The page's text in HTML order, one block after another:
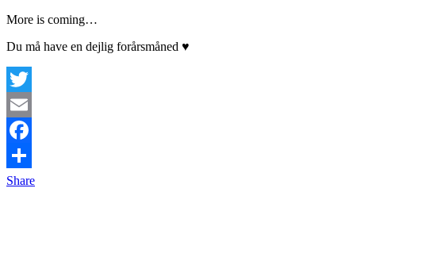
More is coming…
Du må have en dejlig forårsmåned ♥
Twitter
Email
Facebook
Share